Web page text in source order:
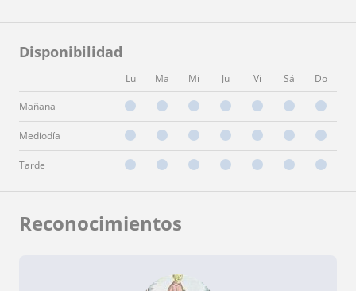
Disponibilidad
Lu Ma Mi Ju Vi Sá Do
Mañana
Mediodía
Tarde
Reconocimientos